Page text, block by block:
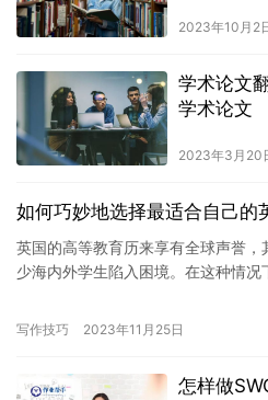
2023年10月2
学术论文
学术论文
2023年3月20
如何巧妙地选择最适合自己的
英国的高等教育历来享有全球声誉
少海内外学生陷入困境。在这种情
网站，…
写作技巧 2023年11月25日
怎样做